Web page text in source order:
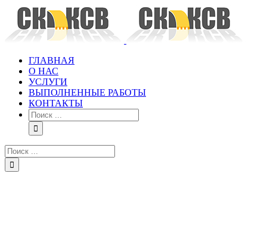
Skip
content
ГЛАВНАЯ
О НАС
УСЛУГИ
ВЫПОЛНЕННЫЕ РАБОТЫ
КОНТАКТЫ
Результат
поиска:
Результат
поиска: